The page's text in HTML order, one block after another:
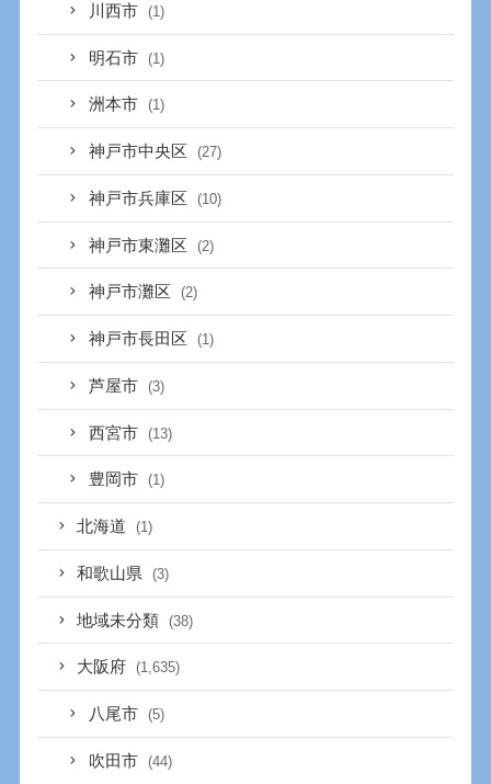
川西市 (1)
明石市 (1)
洲本市 (1)
神戸市中央区 (27)
神戸市兵庫区 (10)
神戸市東灘区 (2)
神戸市灘区 (2)
神戸市長田区 (1)
芦屋市 (3)
西宮市 (13)
豊岡市 (1)
北海道 (1)
和歌山県 (3)
地域未分類 (38)
大阪府 (1,635)
八尾市 (5)
吹田市 (44)